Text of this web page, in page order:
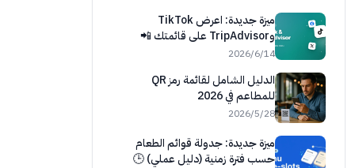
ميزة جديدة: اعرض TikTok
وTripAdvisor على قائمتك 📲
14‏/6‏/2026
الدليل الشامل لقائمة رمز QR
للمطاعم في 2026
28‏/5‏/2026
ميزة جديدة: جدولة قوائم الطعام
حسب فترة زمنية (دليل عملي) 🕒